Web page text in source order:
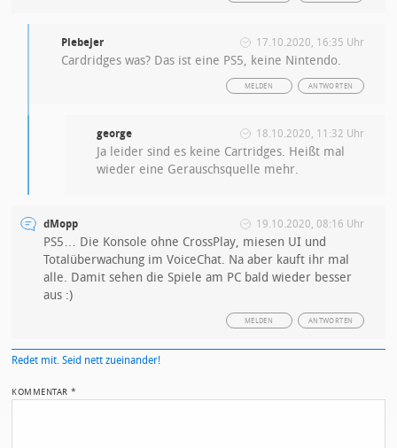
Plebejer 17.10.2020, 16:35 Uhr
Cardridges was? Das ist eine PS5, keine Nintendo.
ANTWORTEN
MELDEN
george 18.10.2020, 11:32 Uhr
Ja leider sind es keine Cartridges. Heißt mal
wieder eine Gerauschsquelle mehr.
dMopp 19.10.2020, 08:16 Uhr
PS5… Die Konsole ohne CrossPlay, miesen UI und
Totalüberwachung im VoiceChat. Na aber kauft ihr mal
alle. Damit sehen die Spiele am PC bald wieder besser
aus :)
ANTWORTEN
MELDEN
Redet mit. Seid nett zueinander!
KOMMENTAR*